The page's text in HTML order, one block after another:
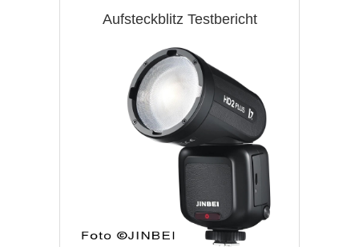
Aufsteckblitz Testbericht